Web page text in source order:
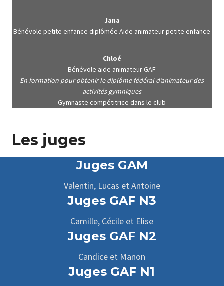
Jana
Bénévole petite enfance diplômée Aide animateur petite enfance
Chloé
Bénévole aide animateur GAF
En formation pour obtenir le diplôme fédéral d’animateur des
activités gymniques
Gymnaste compétitrice dans le club
Les juges
Juges GAM
Valentin, Lucas et Antoine
Juges GAF N3
Camille, Cécile et Elise
Juges GAF N2
Candice et Manon
Juges GAF N1